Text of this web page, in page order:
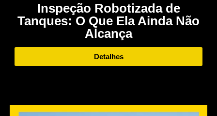
Inspeção Robotizada de
Tanques: O Que Ela Ainda Não
Alcança
Detalhes